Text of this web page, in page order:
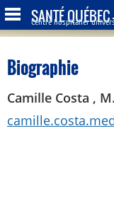
SANTÉ
Centre hospitalier
Biographie
Camille Costa ,